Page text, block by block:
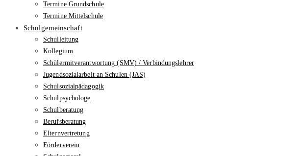
Termine Grundschule
Termine Mittelschule
Schulgemeinschaft
Schulleitung
Kollegium
Schülermitverantwortung (SMV) / Verbindungslehrer
Jugendsozialarbeit an Schulen (JAS)
Schulsozialpädagogik
Schulpsychologe
Schulberatung
Berufsberatung
Elternvertretung
Förderverein